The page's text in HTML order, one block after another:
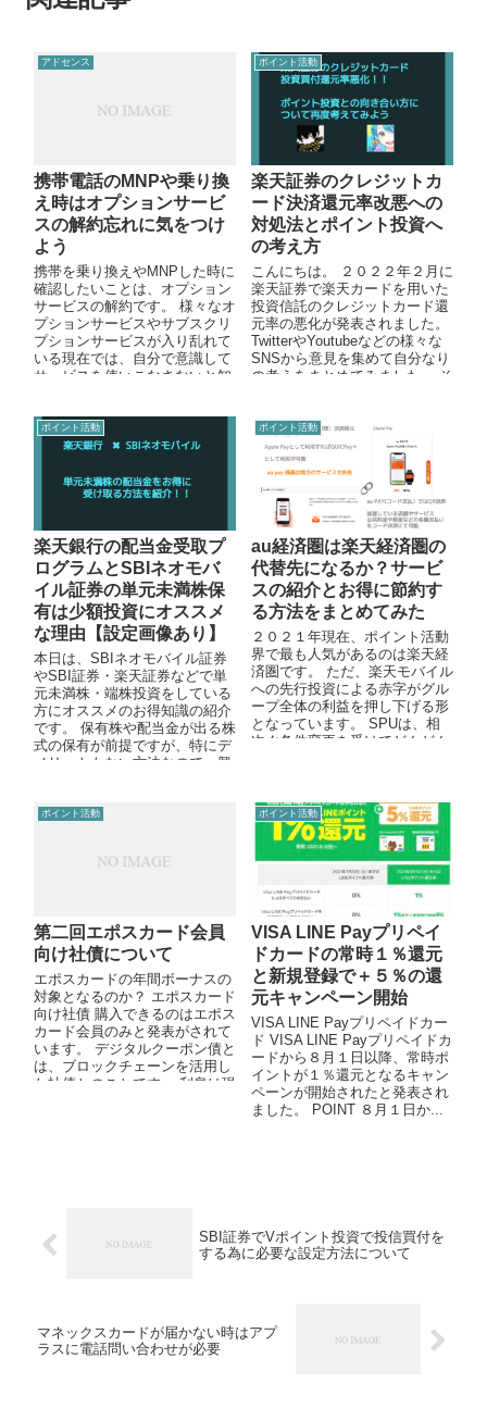
アドセンス
携帯電話のMNPや乗り換
え時はオプションサービ
スの解約忘れに気をつけ
よう
携帯を乗り換えやMNPした時に
確認したいことは、オプション
サービスの解約です。 様々なオ
プションサービスやサブスクリ
プションサービスが入り乱れて
いる現在では、自分で意識して
サービスを使いこなさないと知
ポイント活動
楽天証券のクレジットカ
ード決済還元率改悪への
対処法とポイント投資へ
の考え方
こんにちは。 ２０２２年２月に
楽天証券で楽天カードを用いた
投資信託のクレジットカード還
元率の悪化が発表されました。
TwitterやYoutubeなどの様々な
SNSから意見を集めて自分なり
の考えをまとめてみました。 そ
ポイント活動
楽天銀行の配当金受取プ
ログラムとSBIネオモバ
イル証券の単元未満株保
有は少額投資にオススメ
な理由【設定画像あり】
本日は、SBIネオモバイル証券
やSBI証券・楽天証券などで単
元未満株・端株投資をしている
方にオススメのお得知識の紹介
です。 保有株や配当金が出る株
式の保有が前提ですが、特にデ
メリットもない方法なので、興
ポイント活動
au経済圏は楽天経済圏の
代替先になるか？サービ
スの紹介とお得に節約す
る方法をまとめてみた
２０２１年現在、ポイント活動
界で最も人気があるのは楽天経
済圏です。 ただ、楽天モバイル
への先行投資による赤字がグル
ープ全体の利益を押し下げる形
となっています。 SPUは、相
次ぐ条件変更を受けてどんどん
ポイント活動
第二回エポスカード会員
向け社債について
エポスカードの年間ボーナスの
対象となるのか？ エポスカード
向け社債 購入できるのはエポス
カード会員のみと発表がされて
います。 デジタルクーポン債と
は、ブロックチェーンを活用し
た社債とのことです。 利息は現
ポイント活動
VISA LINE Payプリペイ
ドカードの常時１％還元
と新規登録で＋５％の還
元キャンペーン開始
VISA LINE Payプリペイドカー
ド VISA LINE Payプリペイドカ
ードから８月１日以降、常時ポ
イントが１％還元となるキャン
ペーンが開始されたと発表され
ました。 POINT ８月１日か...
SBI証券でVポイント投資で投信買付を
する為に必要な設定方法について
マネックスカードが届かない時はアプ
ラスに電話問い合わせが必要